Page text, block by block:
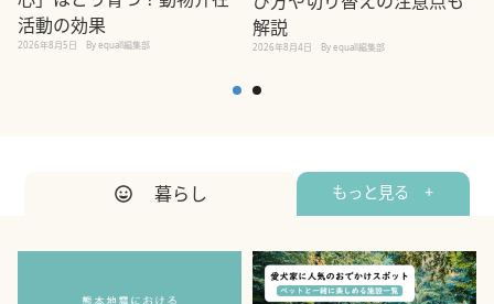
活動の効果
2026年8月5日 By equall編集部
解説
2026年8月4日 By equall編集部
暮らし もっと見る +